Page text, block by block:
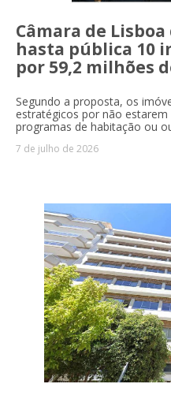
Câmara de
hasta pública 10
por 59,2 milhões
Segundo a proposta, os
estratégicos por não
programas de habitação ou
7 de julho de 2026